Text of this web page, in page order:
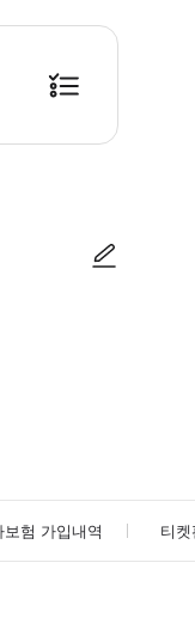
31일: 07:00-17:30
보험 가입내역 티